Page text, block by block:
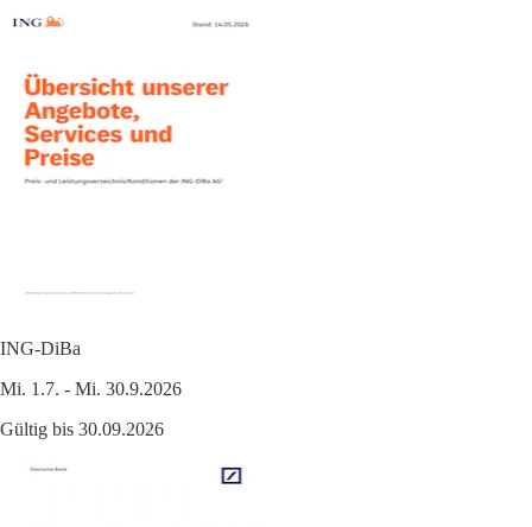
ING-DiBa
Mi. 1.7. - Mi. 30.9.2026
Gültig bis 30.09.2026